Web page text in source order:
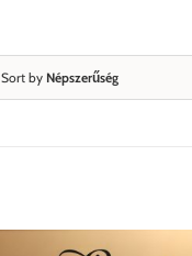
Sort by Népszerűség